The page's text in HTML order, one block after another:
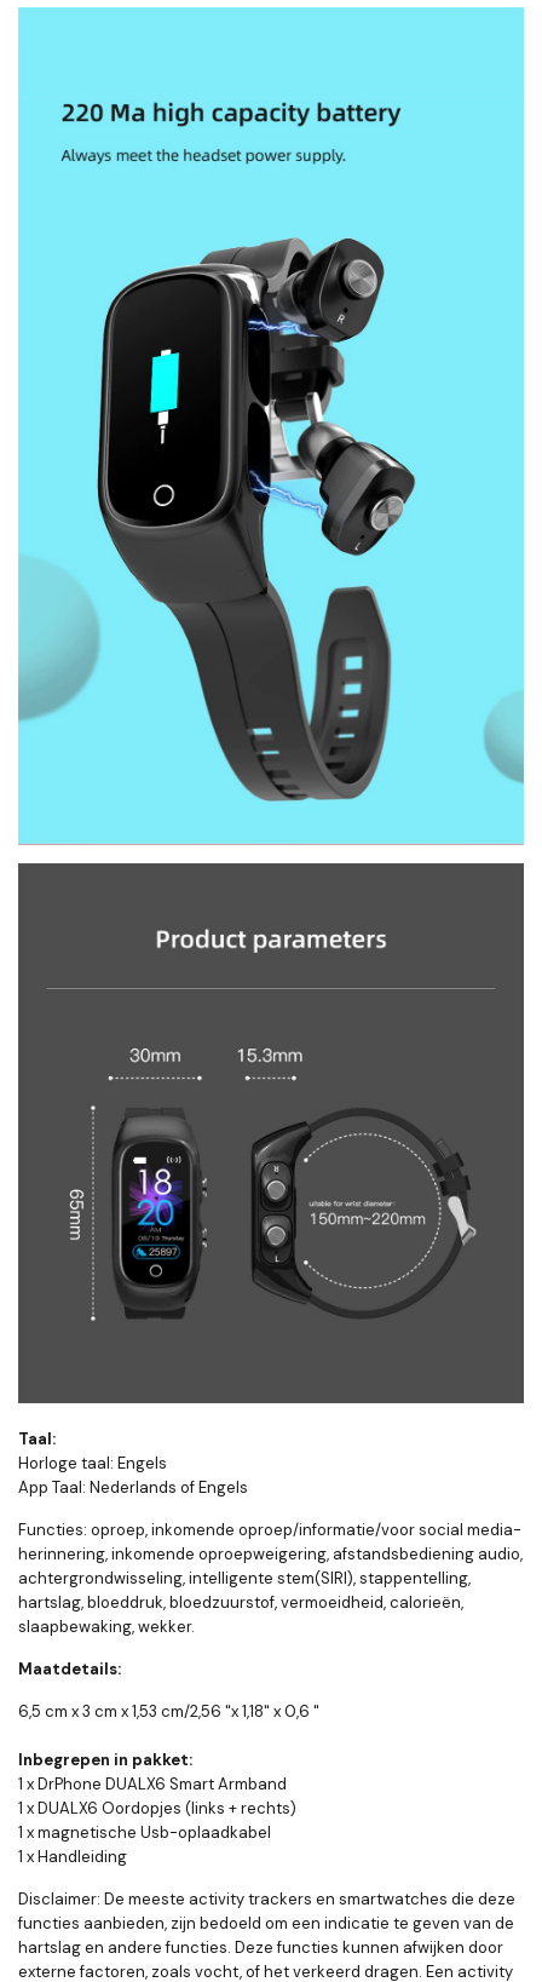
Taal:
Horloge taal: Engels
App Taal: Nederlands of Engels
Functies: oproep, inkomende oproep/informatie/voor social media-
herinnering, inkomende oproepweigering, afstandsbediening audio,
achtergrondwisseling, intelligente stem(SIRI), stappentelling,
hartslag, bloeddruk, bloedzuurstof, vermoeidheid, calorieën,
slaapbewaking, wekker.
Maatdetails:
6,5 cm x 3 cm x 1,53 cm/2,56 "x 1,18" x 0,6 "
Inbegrepen in pakket:
1 x DrPhone DUALX6 Smart Armband
1 x DUALX6 Oordopjes (links + rechts)
1 x magnetische Usb-oplaadkabel
1 x Handleiding
Disclaimer: De meeste activity trackers en smartwatches die deze
functies aanbieden, zijn bedoeld om een indicatie te geven van de
hartslag en andere functies. Deze functies kunnen afwijken door
externe factoren, zoals vocht, of het verkeerd dragen. Een activity